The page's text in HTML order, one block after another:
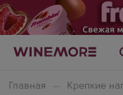
Главная Крепкие